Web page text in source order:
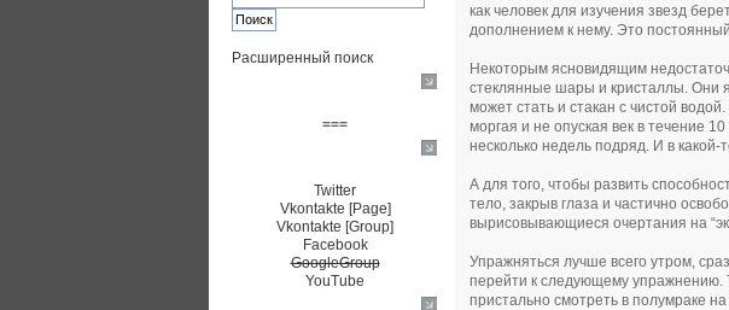
Расширенный поиск
===
Twitter
Vkontakte [Page]
Vkontakte [Group]
Facebook
GoogleGroup
YouTube
как человек для изучения звезд
дополнением к нему. Это
Некоторым ясновидящим
стеклянные шары и кристаллы. Они
может стать и стакан с чистой
моргая и не опуская век в течение
несколько недель подряд. И в
А для того, чтобы развить
тело, закрыв глаза и частично
вырисовывающиеся очертания на
Упражняться лучше всего утром,
перейти к следующему упражнению.
пристально смотреть в полумраке